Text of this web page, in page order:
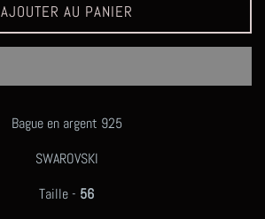
AJOUTER AU PANIER
Bague en argent 925
SWAROVSKI
Taille - 56